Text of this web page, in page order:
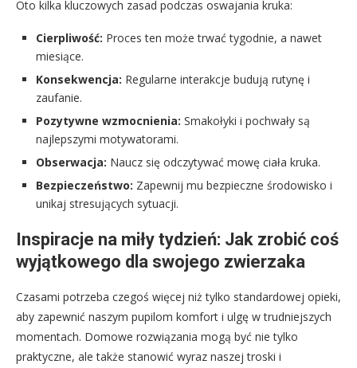
Oto kilka kluczowych zasad podczas oswajania kruka:
Cierpliwość: Proces ten może trwać tygodnie, a nawet
miesiące.
Konsekwencja: Regularne interakcje budują rutynę i
zaufanie.
Pozytywne wzmocnienia: Smakołyki i pochwały są
najlepszymi motywatorami.
Obserwacja: Naucz się odczytywać mowę ciała kruka.
Bezpieczeństwo: Zapewnij mu bezpieczne środowisko i
unikaj stresujących sytuacji.
Inspiracje na miły tydzień: Jak zrobić coś
wyjątkowego dla swojego zwierzaka
Czasami potrzeba czegoś więcej niż tylko standardowej opieki,
aby zapewnić naszym pupilom komfort i ulgę w trudniejszych
momentach. Domowe rozwiązania mogą być nie tylko
praktyczne, ale także stanowić wyraz naszej troski i